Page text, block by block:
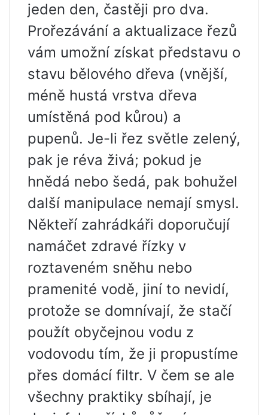
jeden den, častěji pro dva.
Prořezávání a aktualizace řezů
vám umožní získat představu o
stavu bělového dřeva (vnější,
méně hustá vrstva dřeva
umístěná pod kůrou) a
pupenů. Je-li řez světle zelený,
pak je réva živá; pokud je
hnědá nebo šedá, pak bohužel
další manipulace nemají smysl.
Někteří zahrádkáři doporučují
namáčet zdravé řízky v
roztaveném sněhu nebo
pramenité vodě, jiní to nevidí,
protože se domnívají, že stačí
použít obyčejnou vodu z
vodovodu tím, že ji propustíme
přes domácí filtr. V čem se ale
všechny praktiky sbíhají, je